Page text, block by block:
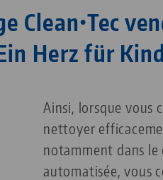
Clean•Tec
Herz für
Ainsi, lorsque vous
nettoyer
notamment dans
automatisée, vous